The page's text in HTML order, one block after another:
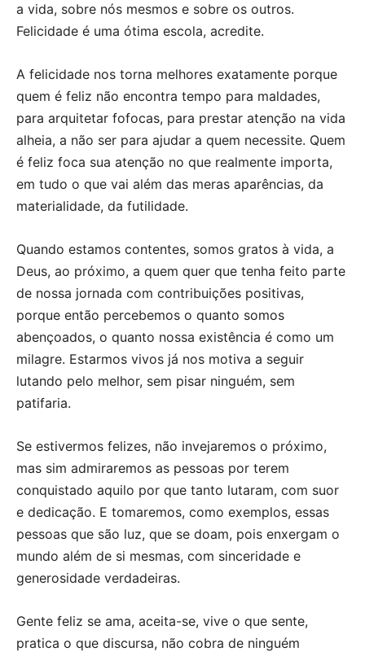
a vida, sobre nós mesmos e sobre os outros.
Felicidade é uma ótima escola, acredite.
A felicidade nos torna melhores exatamente porque
quem é feliz não encontra tempo para maldades,
para arquitetar fofocas, para prestar atenção na vida
alheia, a não ser para ajudar a quem necessite. Quem
é feliz foca sua atenção no que realmente importa,
em tudo o que vai além das meras aparências, da
materialidade, da futilidade.
Quando estamos contentes, somos gratos à vida, a
Deus, ao próximo, a quem quer que tenha feito parte
de nossa jornada com contribuições positivas,
porque então percebemos o quanto somos
abençoados, o quanto nossa existência é como um
milagre. Estarmos vivos já nos motiva a seguir
lutando pelo melhor, sem pisar ninguém, sem
patifaria.
Se estivermos felizes, não invejaremos o próximo,
mas sim admiraremos as pessoas por terem
conquistado aquilo por que tanto lutaram, com suor
e dedicação. E tomaremos, como exemplos, essas
pessoas que são luz, que se doam, pois enxergam o
mundo além de si mesmas, com sinceridade e
generosidade verdadeiras.
Gente feliz se ama, aceita-se, vive o que sente,
pratica o que discursa, não cobra de ninguém